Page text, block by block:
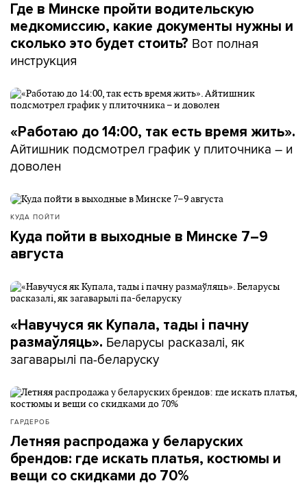
Где в Минске пройти водительскую
медкомиссию, какие документы нужны и
сколько это будет стоить? Вот полная
инструкция
«Работаю до 14:00, так есть время жить».
Айтишник подсмотрел график у плиточника – и
доволен
КУДА ПОЙТИ
Куда пойти в выходные в Минске 7–9
августа
«Навучуся як Купала, тады і пачну
размаўляць». Беларусы расказалі, як
загаварылі па-беларуску
ГАРДЕРОБ
Летняя распродажа у беларуских
брендов: где искать платья, костюмы и
вещи со скидками до 70%